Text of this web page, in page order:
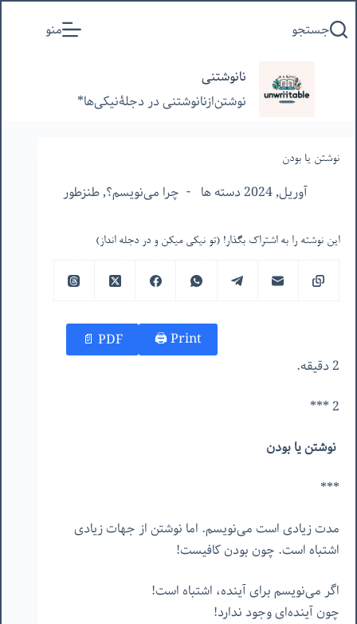
به
جستجو منو
نانوشتنی
نوشتن‌از‌نانوشتنی‌ در‌ دجلۀنیکی‌ها*
نوشتن یا بودن
آوریل, 2024 دسته ها چرا می‌نویسم؟,طنزطور
این نوشته را به اشتراک بگذار! (تو نیکی میکن و در دجله انداز)
Print 🖨
PDF 📄
2 دقیقه.
2 ***
نوشتن یا بودن
***
مدت زیادی است می‌نویسم. اما نوشتن از جهات زیادی
اشتباه است. چون بودن کافیست!
اگر می‌نویسم برای آینده، اشتباه است!
چون آینده‌ای وجود ندارد!